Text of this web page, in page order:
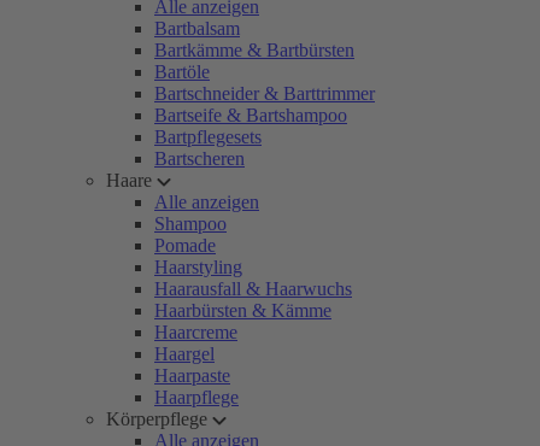
Alle anzeigen
Bartbalsam
Bartkämme & Bartbürsten
Bartöle
Bartschneider & Barttrimmer
Bartseife & Bartshampoo
Bartpflegesets
Bartscheren
Haare
Alle anzeigen
Shampoo
Pomade
Haarstyling
Haarausfall & Haarwuchs
Haarbürsten & Kämme
Haarcreme
Haargel
Haarpaste
Haarpflege
Körperpflege
Alle anzeigen